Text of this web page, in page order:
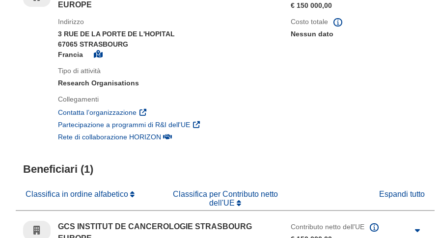
EUROPE
€ 150 000,00
Indirizzo
3 RUE DE LA PORTE DE L'HOPITAL
67065 STRASBOURG
Francia
Tipo di attività
Research Organisations
Collegamenti
Contatta l’organizzazione (si apre in una nuova finestra)
Partecipazione a programmi di R&I dell'UE (si apre in una nuova finestra)
Rete di collaborazione HORIZON(si apre in una nuova finestra)
Costo totale
Nessun dato
Beneficiari (1)
Classifica in ordine alfabetico
Classifica per Contributo netto
dell'UE
Espandi tutto
GCS INSTITUT DE CANCEROLOGIE STRASBOURG
Contributo netto dell'UE